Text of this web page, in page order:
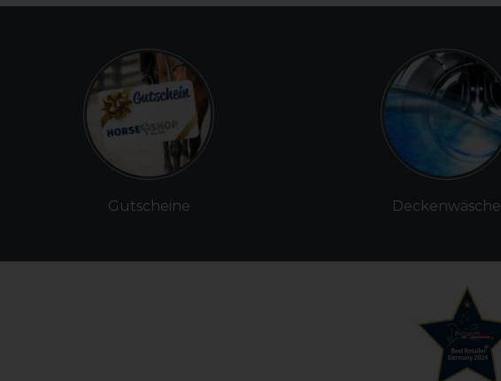
Gutscheine Deckenwäsche